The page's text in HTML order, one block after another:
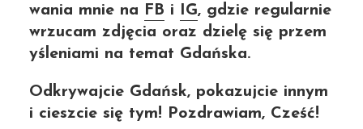
wania mnie na FB i IG, gdzie regularnie
wrzucam zdjęcia oraz dzielę się przem
yśleniami na temat Gdańska.
Odkrywajcie Gdańsk, pokazujcie innym
i cieszcie się tym! Pozdrawiam, Cześć!